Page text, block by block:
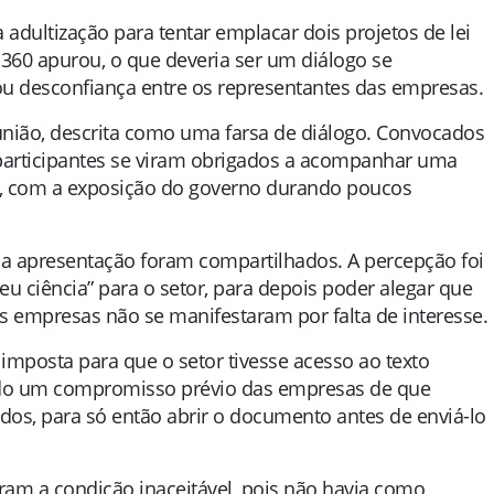
para tentar emplacar dois projetos de lei
apurou, o que deveria ser um diálogo se
desconfiança entre os representantes das empresas.
descrita como uma farsa de diálogo. Convocados
se viram obrigados a acompanhar uma
a exposição do governo durando poucos
apresentação foram compartilhados. A percepção foi
ciência” para o setor, para depois poder alegar que
não se manifestaram por falta de interesse.
para que o setor tivesse acesso ao texto
um compromisso prévio das empresas de que
para só então abrir o documento antes de enviá-lo
a condição inaceitável, pois não havia como